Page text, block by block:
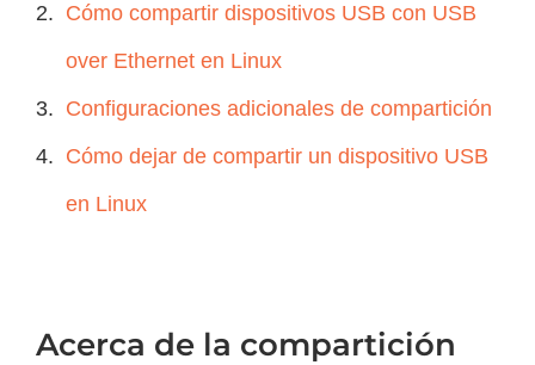
Cómo compartir dispositivos USB con USB
over Ethernet en Linux
Configuraciones adicionales de compartición
Cómo dejar de compartir un dispositivo USB
en Linux
Acerca de la compartición